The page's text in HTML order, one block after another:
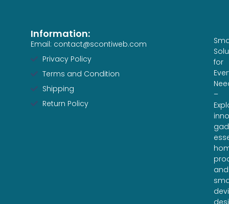
Information:
Email: contact@scontiweb.com
Privacy Policy
Terms and Condition
Shipping
Return Policy
for
–
and